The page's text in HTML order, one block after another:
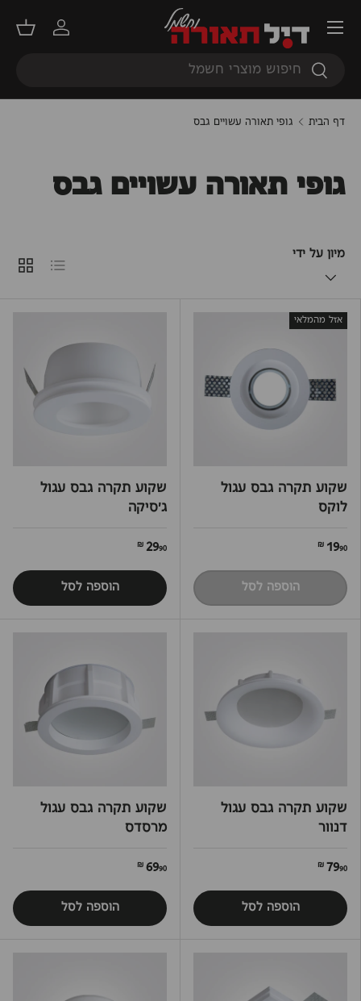
דילוג
חיפוש
חיפוש
התחברות
סל
תפריט
דף הבית גופי תאורה עשויים גבס
גופי תאורה עשויים גבס
מיון על ידי רשימה
אזל מהמלאי
שקוע תקרה גבס עגול
לוקס
1990 ₪
הוספה לסל
שקוע תקרה גבס עגול
ג'סיקה
2990 ₪
הוספה לסל
שקוע תקרה גבס עגול
דנוור
7990 ₪
הוספה לסל
שקוע תקרה גבס עגול
מרסדס
6990 ₪
הוספה לסל